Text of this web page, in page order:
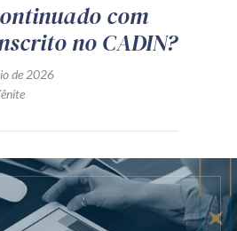
com
no CADIN?
de 2026